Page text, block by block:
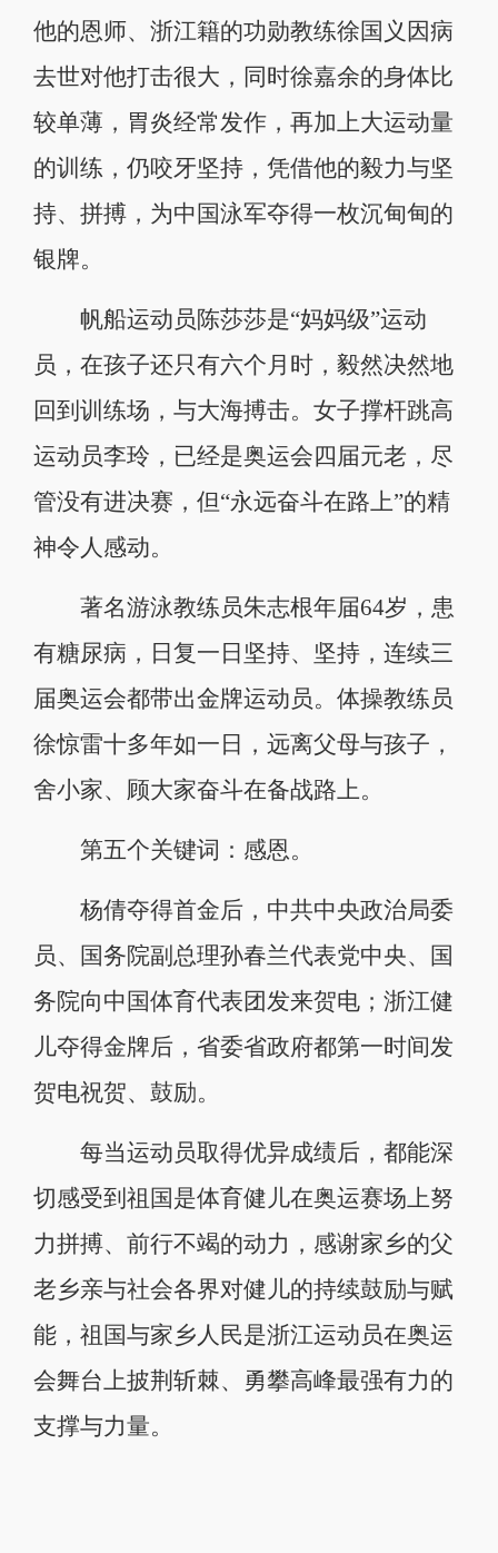
他的恩师、浙江籍的功勋教练徐国义因病
去世对他打击很大，同时徐嘉余的身体比
较单薄，胃炎经常发作，再加上大运动量
的训练，仍咬牙坚持，凭借他的毅力与坚
持、拼搏，为中国泳军夺得一枚沉甸甸的
银牌。
帆船运动员陈莎莎是“妈妈级”运动
员，在孩子还只有六个月时，毅然决然地
回到训练场，与大海搏击。女子撑杆跳高
运动员李玲，已经是奥运会四届元老，尽
管没有进决赛，但“永远奋斗在路上”的精
神令人感动。
著名游泳教练员朱志根年届64岁，患
有糖尿病，日复一日坚持、坚持，连续三
届奥运会都带出金牌运动员。体操教练员
徐惊雷十多年如一日，远离父母与孩子，
舍小家、顾大家奋斗在备战路上。
第五个关键词：感恩。
杨倩夺得首金后，中共中央政治局委
员、国务院副总理孙春兰代表党中央、国
务院向中国体育代表团发来贺电；浙江健
儿夺得金牌后，省委省政府都第一时间发
贺电祝贺、鼓励。
每当运动员取得优异成绩后，都能深
切感受到祖国是体育健儿在奥运赛场上努
力拼搏、前行不竭的动力，感谢家乡的父
老乡亲与社会各界对健儿的持续鼓励与赋
能，祖国与家乡人民是浙江运动员在奥运
会舞台上披荆斩棘、勇攀高峰最强有力的
支撑与力量。